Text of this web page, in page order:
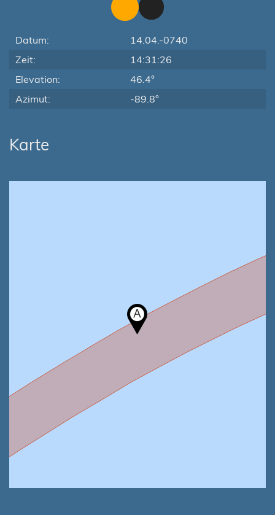
Datum:
14.04.-0740
Zeit:
14:31:26
Elevation:
46.4°
Azimut:
-89.8°
Karte